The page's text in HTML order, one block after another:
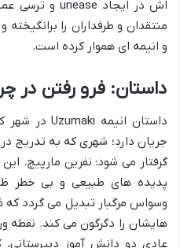
اش در ایجاد unease و ترسی
منتقدان و طرفداران را
و انیمه ای هموار کرده است.
داستان: فرو رفتن در
داستان انیمه Uzumakiدر شهر
جریان دارد؛ شهری که به تدریج
گرفتار می شود: نفرین مارپیچ.
پدیده های طبیعی و بی خطر
وسواس مرگبار تبدیل می گردد
هایشان را دگرگون می کند. نقطه
عادی دو دانش آموز